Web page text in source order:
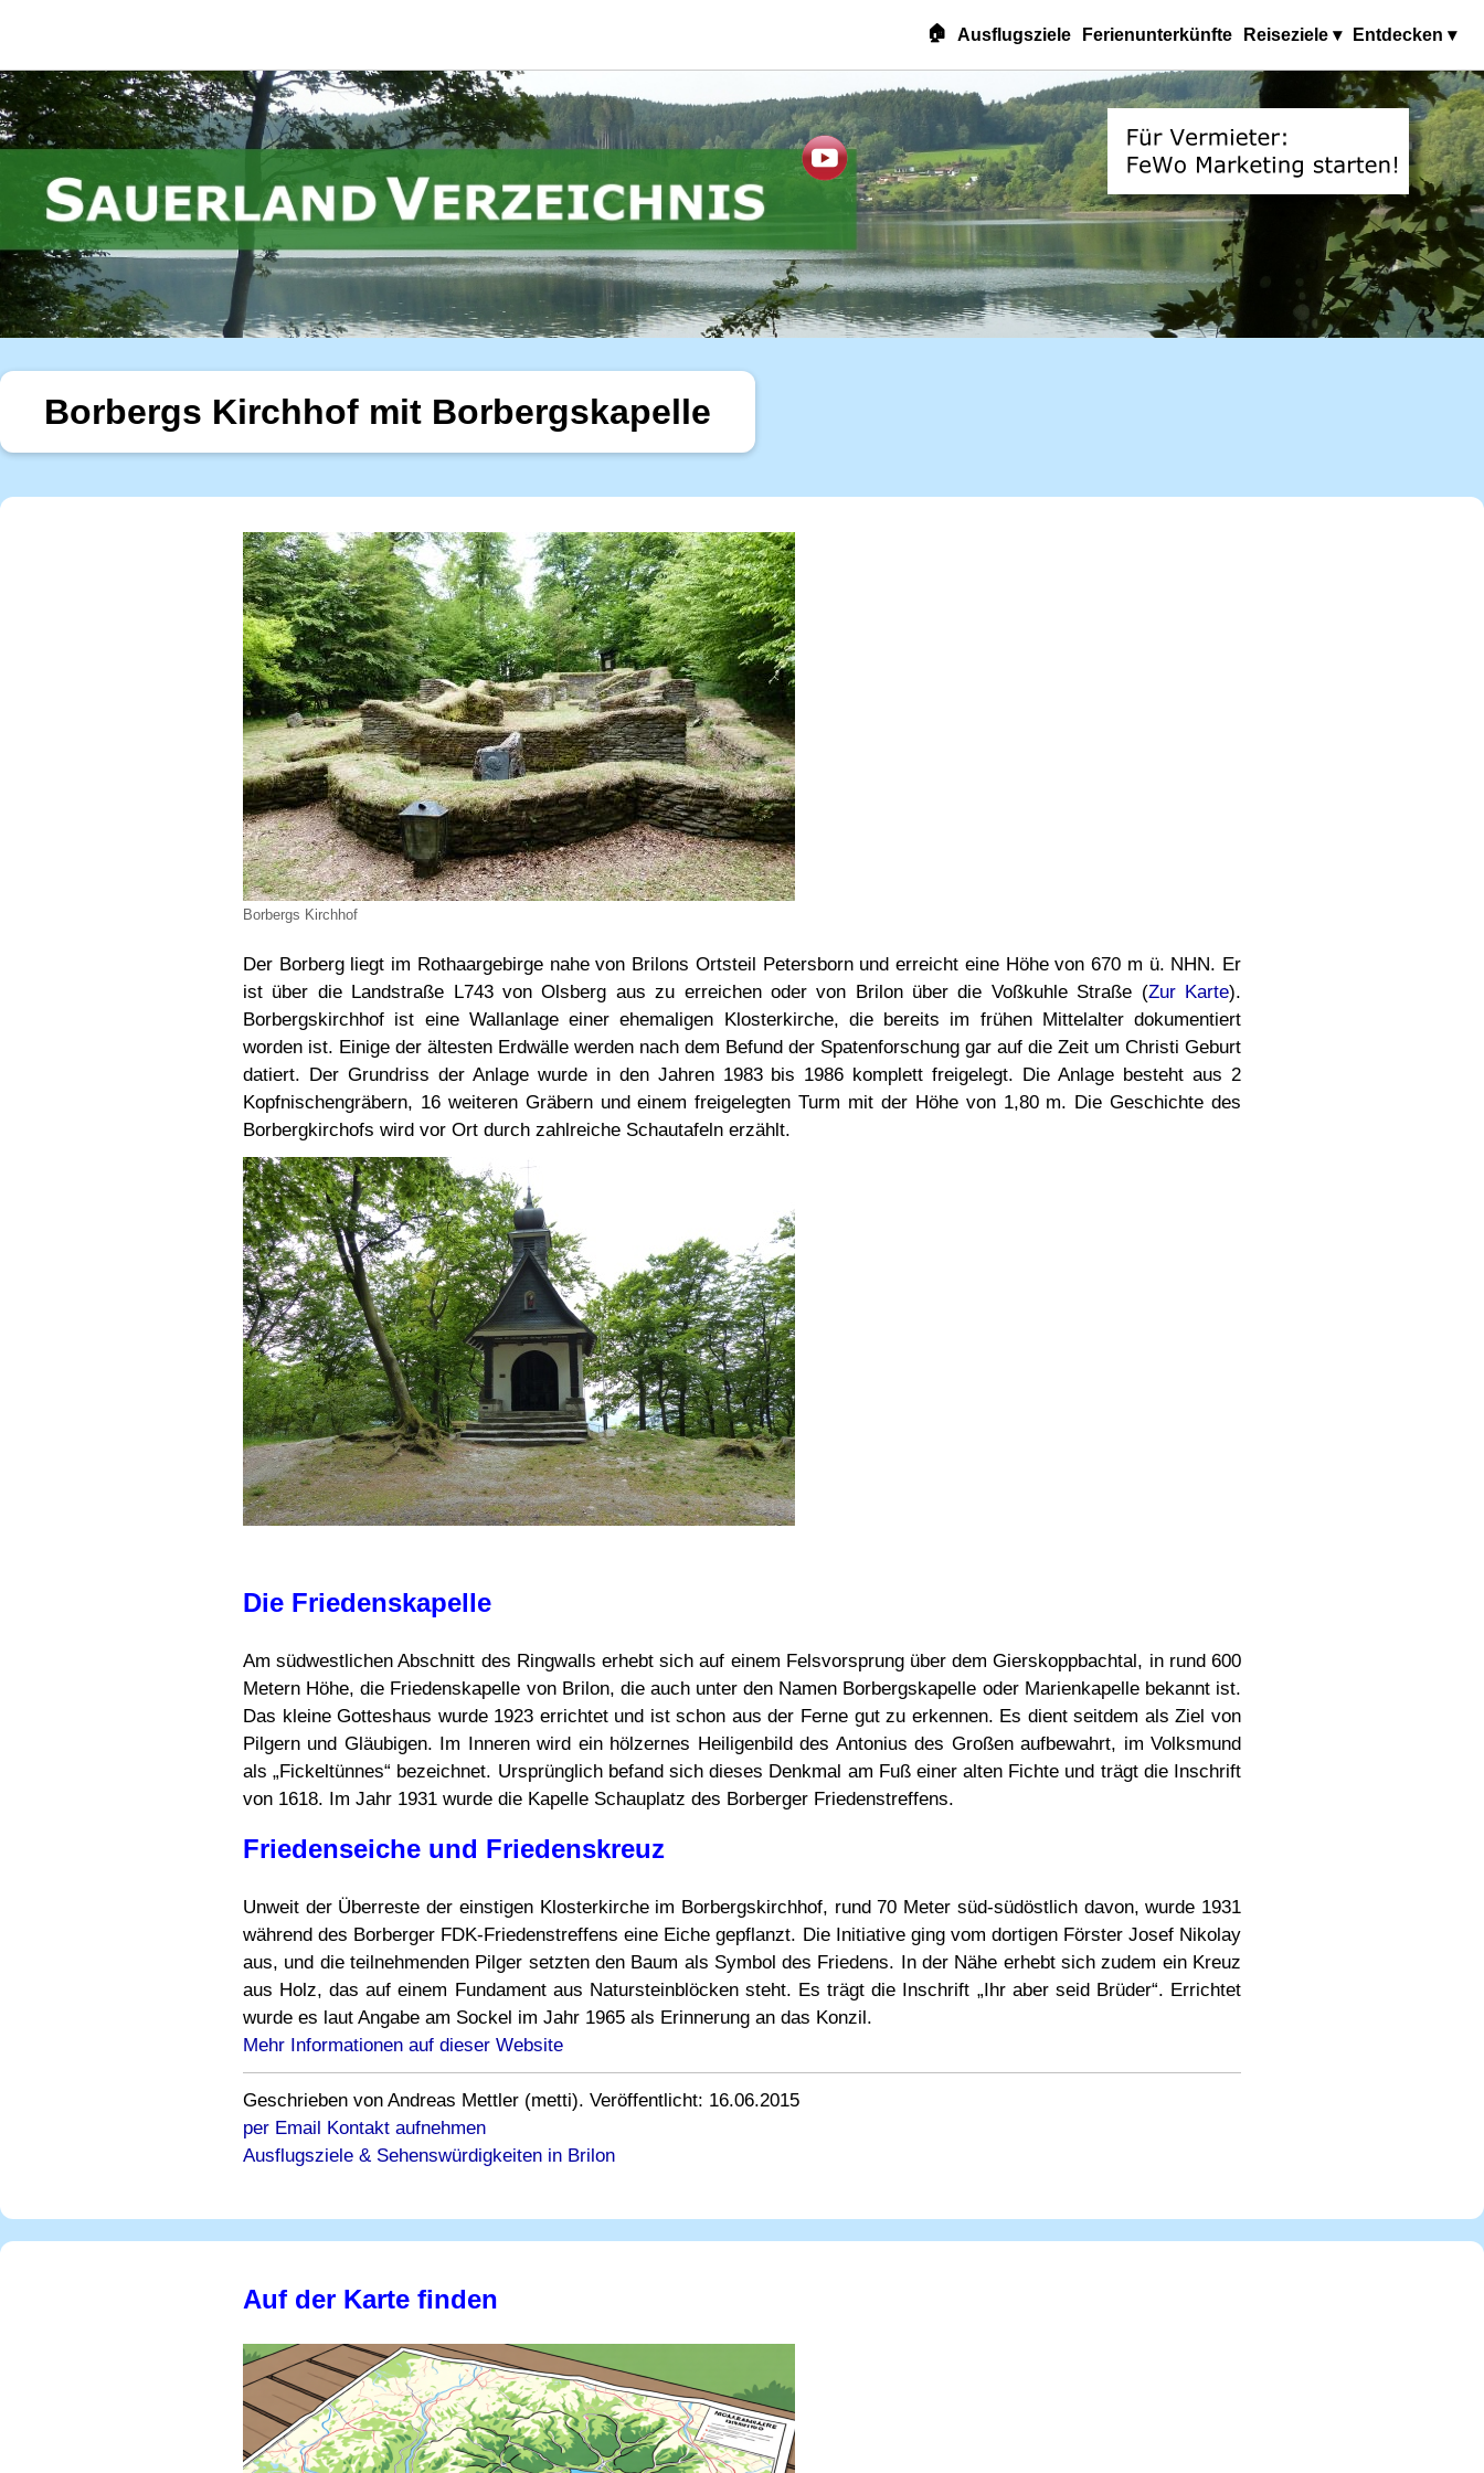
🏠 Ausflugsziele Ferienunterkünfte Reiseziele ▾ Entdecken ▾
Borbergs Kirchhof mit Borbergskapelle
Borbergs Kirchhof
Der Borberg liegt im Rothaargebirge nahe von Brilons Ortsteil Petersborn und erreicht eine Höhe von 670 m ü. NHN. Er
ist über die Landstraße L743 von Olsberg aus zu erreichen oder von Brilon über die Voßkuhle Straße (Zur Karte).
Borbergskirchhof ist eine Wallanlage einer ehemaligen Klosterkirche, die bereits im frühen Mittelalter dokumentiert
worden ist. Einige der ältesten Erdwälle werden nach dem Befund der Spatenforschung gar auf die Zeit um Christi Geburt
datiert. Der Grundriss der Anlage wurde in den Jahren 1983 bis 1986 komplett freigelegt. Die Anlage besteht aus 2
Kopfnischengräbern, 16 weiteren Gräbern und einem freigelegten Turm mit der Höhe von 1,80 m. Die Geschichte des
Borbergkirchofs wird vor Ort durch zahlreiche Schautafeln erzählt.
Die Friedenskapelle
Am südwestlichen Abschnitt des Ringwalls erhebt sich auf einem Felsvorsprung über dem Gierskoppbachtal, in rund 600
Metern Höhe, die Friedenskapelle von Brilon, die auch unter den Namen Borbergskapelle oder Marienkapelle bekannt ist.
Das kleine Gotteshaus wurde 1923 errichtet und ist schon aus der Ferne gut zu erkennen. Es dient seitdem als Ziel von
Pilgern und Gläubigen. Im Inneren wird ein hölzernes Heiligenbild des Antonius des Großen aufbewahrt, im Volksmund
als „Fickeltünnes“ bezeichnet. Ursprünglich befand sich dieses Denkmal am Fuß einer alten Fichte und trägt die Inschrift
von 1618. Im Jahr 1931 wurde die Kapelle Schauplatz des Borberger Friedenstreffens.
Friedenseiche und Friedenskreuz
Unweit der Überreste der einstigen Klosterkirche im Borbergskirchhof, rund 70 Meter süd-südöstlich davon, wurde 1931
während des Borberger FDK-Friedenstreffens eine Eiche gepflanzt. Die Initiative ging vom dortigen Förster Josef Nikolay
aus, und die teilnehmenden Pilger setzten den Baum als Symbol des Friedens. In der Nähe erhebt sich zudem ein Kreuz
aus Holz, das auf einem Fundament aus Natursteinblöcken steht. Es trägt die Inschrift „Ihr aber seid Brüder“. Errichtet
wurde es laut Angabe am Sockel im Jahr 1965 als Erinnerung an das Konzil.
Mehr Informationen auf dieser Website
Geschrieben von Andreas Mettler (metti). Veröffentlicht: 16.06.2015
per Email Kontakt aufnehmen
Ausflugsziele & Sehenswürdigkeiten in Brilon
Auf der Karte finden